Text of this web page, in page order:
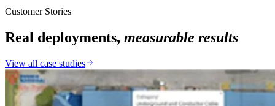
Customer Stories
Real deployments, measurable results
View all case studies